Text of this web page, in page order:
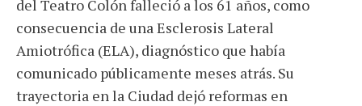
del Teatro Colón falleció a los 61 años, como
consecuencia de una Esclerosis Lateral
Amiotrófica (ELA), diagnóstico que había
comunicado públicamente meses atrás. Su
trayectoria en la Ciudad dejó reformas en